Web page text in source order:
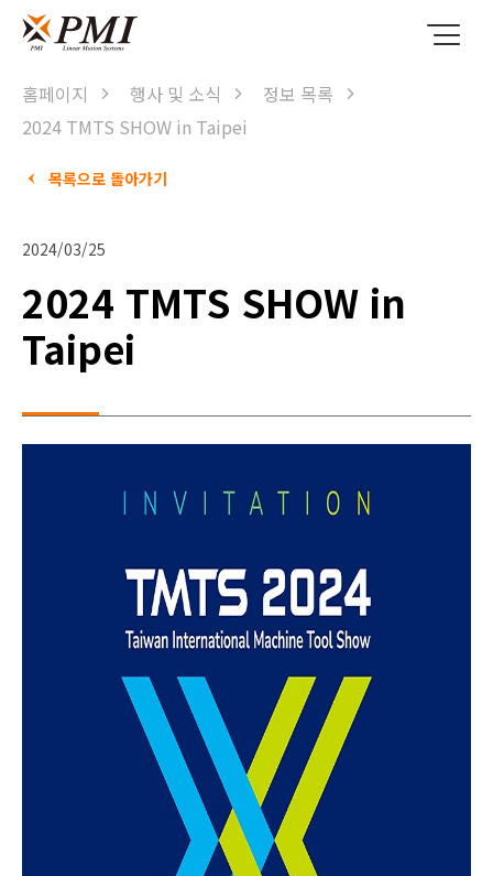
홈페이지 행사 및 소식
정보 목록
2024 TMTS SHOW in Taipei
목록으로 돌아가기
2024/03/25
2024 TMTS SHOW in
Taipei